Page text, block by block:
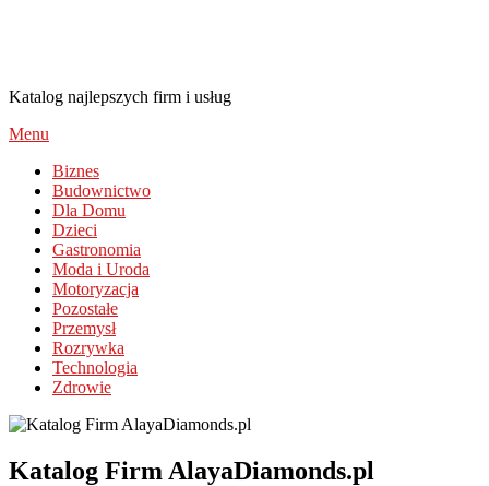
Katalog najlepszych firm i usług
Menu
Biznes
Budownictwo
Dla Domu
Dzieci
Gastronomia
Moda i Uroda
Motoryzacja
Pozostałe
Przemysł
Rozrywka
Technologia
Zdrowie
Katalog Firm AlayaDiamonds.pl